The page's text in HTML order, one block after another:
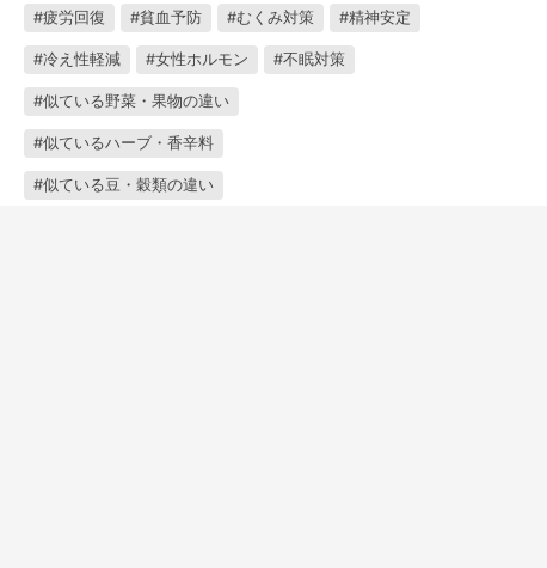
疲労回復 貧血予防 むくみ対策 精神安定
冷え性軽減 女性ホルモン 不眠対策
似ている野菜・果物の違い
似ているハーブ・香辛料
似ている豆・穀類の違い